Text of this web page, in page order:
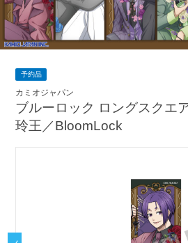
予約品
カミオジャパン
ブルーロック ロングスク
玲王／BloomLock